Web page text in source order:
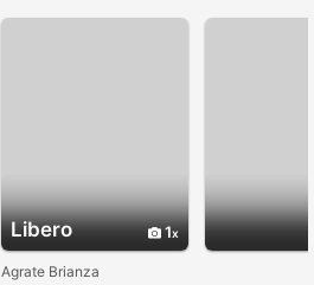
Libero 1
Agrate Brianza